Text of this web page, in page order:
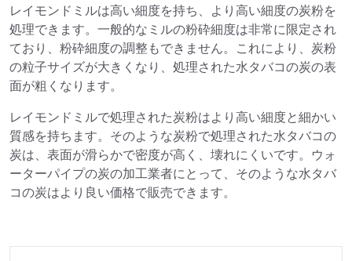
レイモンドミルは高い細度を持ち、より高い細度の炭粉を
処理できます。一般的なミルの粉砕細度は非常に限定され
ており、粉砕細度の調整もできません。これにより、炭粉
の粒子サイズが大きくなり、処理された水タバコの炭の表
面が粗くなります。
レイモンドミルで処理された炭粉はより高い細度と細かい
質感を持ちます。そのような炭粉で処理された水タバコの
炭は、表面が滑らかで密度が高く、壊れにくいです。ウォ
ーターパイプの炭の加工業者にとって、そのような水タバ
コの炭はより良い価格で販売できます。